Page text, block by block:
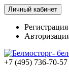
Личный кабинет
Регистрация
+7 (495) 736-70-57